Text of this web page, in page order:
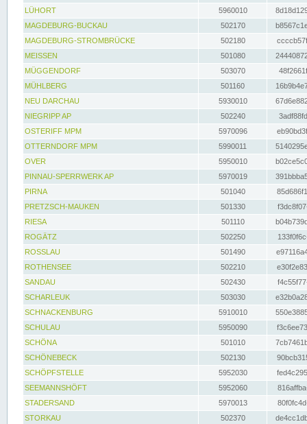
LÜHORT
5960010
MAGDEBURG-BUCKAU
502170
MAGDEBURG-STROMBRÜCKE
502180
MEISSEN
501080
MÜGGENDORF
503070
MÜHLBERG
501160
NEU DARCHAU
5930010
NIEGRIPP AP
502240
OSTERIFF MPM
5970096
OTTERNDORF MPM
5990011
OVER
5950010
PINNAU-SPERRWERK AP
5970019
PIRNA
501040
PRETZSCH-MAUKEN
501330
RIESA
501110
ROGÄTZ
502250
ROSSLAU
501490
ROTHENSEE
502210
SANDAU
502430
SCHARLEUK
503030
SCHNACKENBURG
5910010
SCHULAU
5950090
SCHÖNA
501010
SCHÖNEBECK
502130
SCHÖPFSTELLE
5952030
SEEMANNSHÖFT
5952060
STADERSAND
5970013
STORKAU
502370